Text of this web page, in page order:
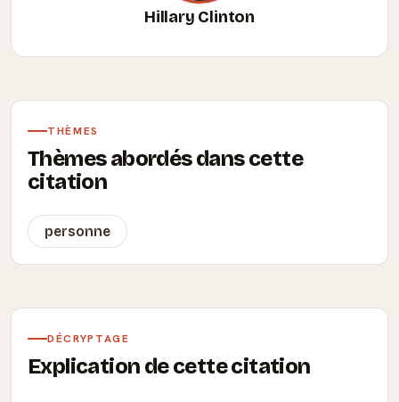
Hillary Clinton
THÈMES
Thèmes abordés dans cette
citation
personne
DÉCRYPTAGE
Explication de cette citation